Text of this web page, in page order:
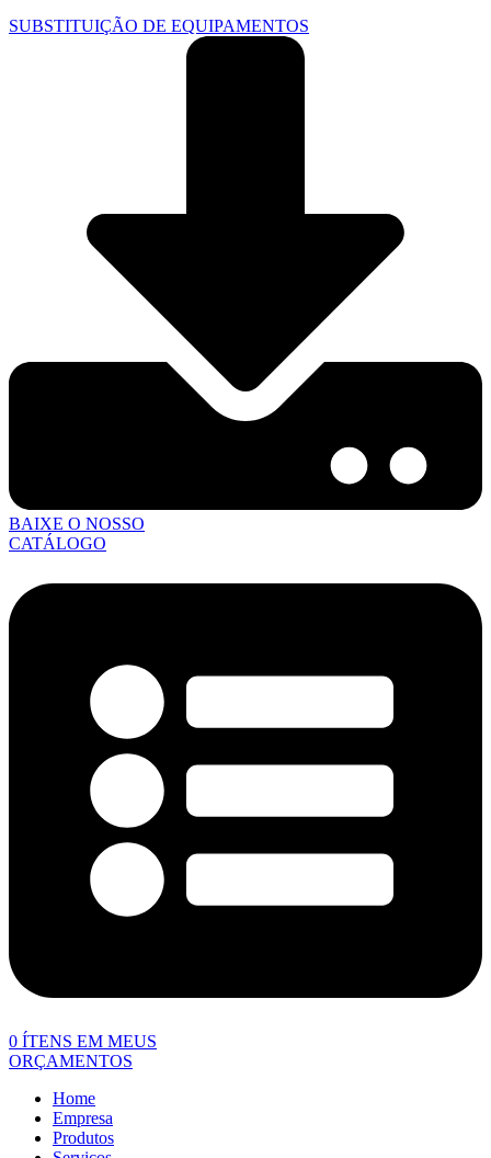
SUBSTITUIÇÃO DE EQUIPAMENTOS
BAIXE O NOSSO
CATÁLOGO
0 ÍTENS EM MEUS
ORÇAMENTOS
Home
Empresa
Produtos